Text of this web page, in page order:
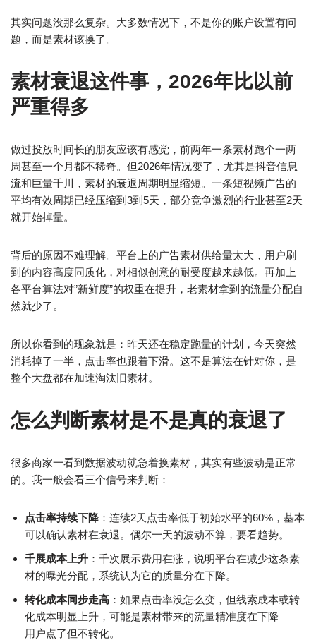
其实问题没那么复杂。大多数情况下，不是你的账户设置有问
题，而是素材该换了。
素材衰退这件事，2026年比以前
严重得多
做过投放时间长的朋友应该有感觉，前两年一条素材跑个一两
周甚至一个月都不稀奇。但2026年情况变了，尤其是抖音信息
流和巨量千川，素材的衰退周期明显缩短。一条短视频广告的
平均有效周期已经压缩到3到5天，部分竞争激烈的行业甚至2天
就开始掉量。
背后的原因不难理解。平台上的广告素材供给量太大，用户刷
到的内容高度同质化，对相似创意的耐受度越来越低。再加上
各平台算法对”新鲜度”的权重在提升，老素材拿到的流量分配自
然就少了。
所以你看到的现象就是：昨天还在稳定跑量的计划，今天突然
消耗掉了一半，点击率也跟着下滑。这不是算法在针对你，是
整个大盘都在加速淘汰旧素材。
怎么判断素材是不是真的衰退了
很多商家一看到数据波动就急着换素材，其实有些波动是正常
的。我一般会看三个信号来判断：
点击率持续下降：连续2天点击率低于初始水平的60%，基本
可以确认素材在衰退。偶尔一天的波动不算，要看趋势。
千展成本上升 ：千次展示费用在涨，说明平台在减少这条素
材的曝光分配，系统认为它的质量分在下降。
转化成本同步走高 ：如果点击率没怎么变，但线索成本或转
化成本明显上升，可能是素材带来的流量精准度在下降——
用户点了但不转化。